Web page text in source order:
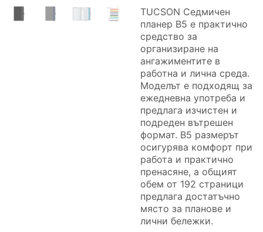
TUCSON Седмичен
планер B5 е практично
средство за
организиране на
ангажиментите в
работна и лична среда.
Моделът е подходящ за
ежедневна употреба и
предлага изчистен и
подреден вътрешен
формат. B5 размерът
осигурява комфорт при
работа и практично
пренасяне, а общият
обем от 192 страници
предлага достатъчно
място за планове и
лични бележки.